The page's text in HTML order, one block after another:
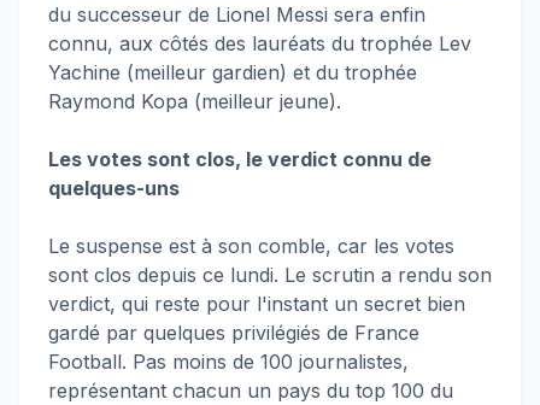
du successeur de Lionel Messi sera enfin
connu, aux côtés des lauréats du trophée Lev
Yachine (meilleur gardien) et du trophée
Raymond Kopa (meilleur jeune).
Les votes sont clos, le verdict connu de
quelques-uns
Le suspense est à son comble, car les votes
sont clos depuis ce lundi. Le scrutin a rendu son
verdict, qui reste pour l'instant un secret bien
gardé par quelques privilégiés de France
Football. Pas moins de 100 journalistes,
représentant chacun un pays du top 100 du